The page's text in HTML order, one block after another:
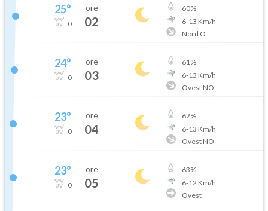
25°
0
ore
02
60%
6-13 Km/h
Nord O
24°
0
ore
03
61%
6-13 Km/h
Ovest NO
23°
0
ore
04
62%
6-13 Km/h
Ovest NO
23°
0
ore
05
63%
6-12 Km/h
Ovest